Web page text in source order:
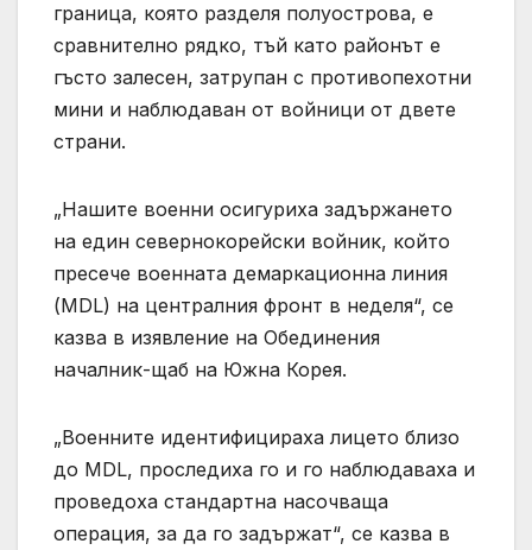
граница, която разделя полуострова, е
сравнително рядко, тъй като районът е
гъсто залесен, затрупан с противопехотни
мини и наблюдаван от войници от двете
страни.
„Нашите военни осигуриха задържането
на един севернокорейски войник, който
пресече военната демаркационна линия
(MDL) на централния фронт в неделя“, се
казва в изявление на Обединения
началник-щаб на Южна Корея.
„Военните идентифицираха лицето близо
до MDL, проследиха го и го наблюдаваха и
проведоха стандартна насочваща
операция, за да го задържат“, се казва в